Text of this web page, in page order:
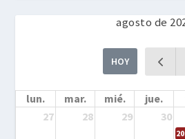
agosto de
HOY
lun. mar. mié. jue.
27
28 29 30